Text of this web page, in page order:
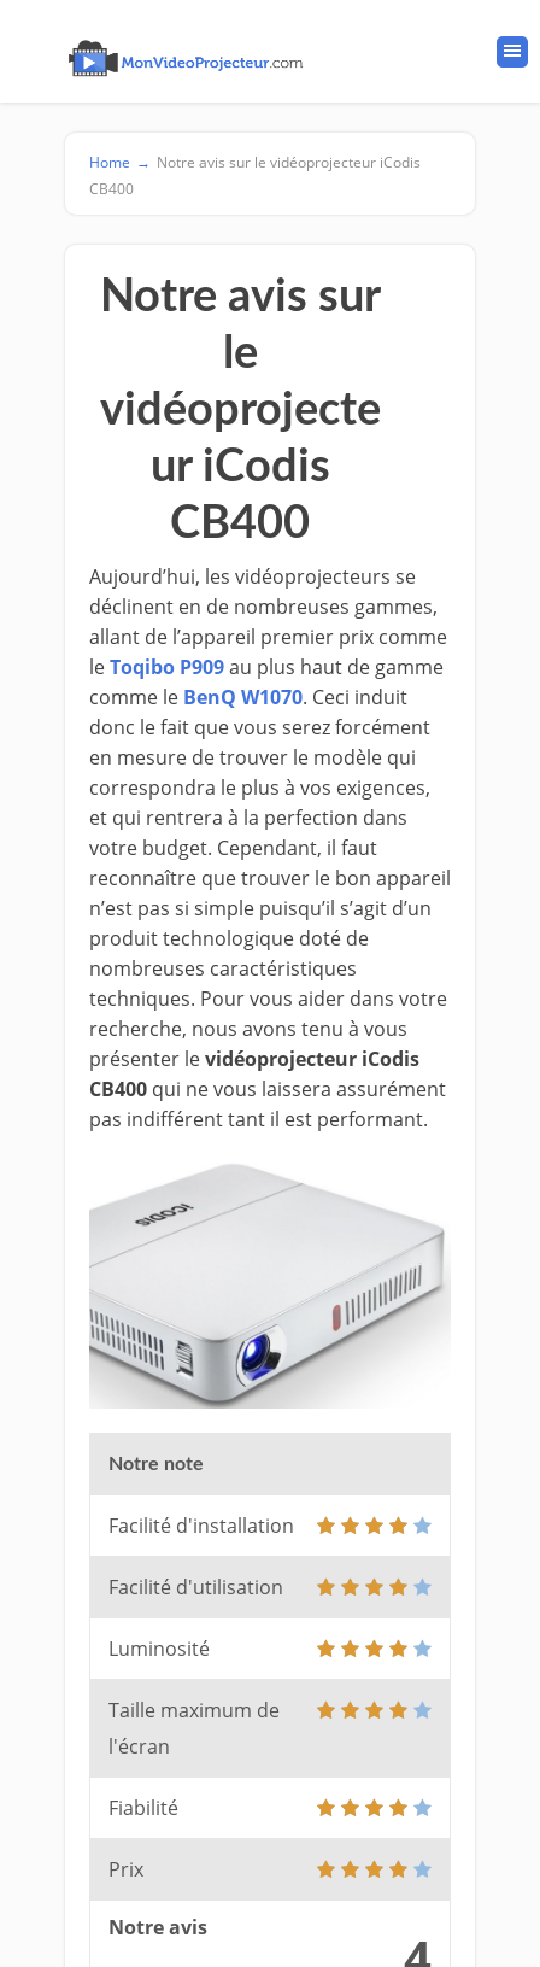
Home → Notre avis sur le vidéoprojecteur iCodis
CB400
Notre avis sur
le
vidéoprojecte
ur iCodis
CB400
Aujourd’hui, les vidéoprojecteurs se
déclinent en de nombreuses gammes,
allant de l’appareil premier prix comme
leToqibo P909au plus haut de gamme
comme le BenQ W1070. Ceci induit
donc le fait que vous serez forcément
en mesure de trouver le modèle qui
correspondra le plus à vos exigences,
et qui rentrera à la perfection dans
votre budget. Cependant, il faut
reconnaître que trouver le bon appareil
n’est pas si simple puisqu’il s’agit d’un
produit technologique doté de
nombreuses caractéristiques
techniques. Pour vous aider dans votre
recherche, nous avons tenu à vous
présenter levidéoprojecteur iCodis
CB400 qui ne vous laissera assurément
pas indifférent tant il est performant.
Notre note
Facilité d'installation
Facilité d'utilisation
Luminosité
Taille maximum de
l'écran
Fiabilité
Prix
Notre avis